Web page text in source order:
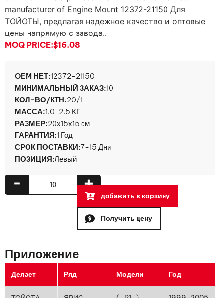
manufacturer of Engine Mount 12372-21150 Для
ТОЙОТЫ, предлагая надежное качество и оптовые
цены напрямую с завода..
MOQ PRICE:$16.08
OEM НЕТ:12372-21150
МИНИМАЛЬНЫЙ ЗАКАЗ:10
КОЛ-ВО/КТН:20/1
МАССА:1.0-2.5 КГ
РАЗМЕР:20х15х15 см
ГАРАНТИЯ:1 Год
СРОК ПОСТАВКИ:7-15 Дни
ПОЗИЦИЯ:Левый
+
-
добавить в корзину
Получить цену
Приложение
Делает Ряд Модели Год